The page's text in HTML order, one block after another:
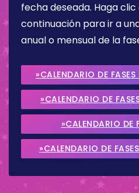
fecha deseada. Haga
continuación para ir a
anual o mensual de la
»CALENDARIO DE
»CALENDARIO DE
»CALENDARIO DE
»CALENDARIO DE